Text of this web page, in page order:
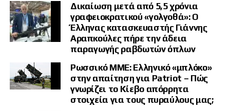
Δικαίωση μετά από 5,5 χρόνια
γραφειοκρατικού «γολγοθά»: Ο
Έλληνας κατασκευαστής Γιάννης
Αραπκούλες πήρε την άδεια
παραγωγής ραβδωτών όπλων
Ρωσσικό ΜΜΕ: Ελληνικό «μπλόκο»
στην απαίτηση για Patriot – Πώς
γνωρίζει το Κίεβο απόρρητα
στοιχεία για τους πυραύλους μας;